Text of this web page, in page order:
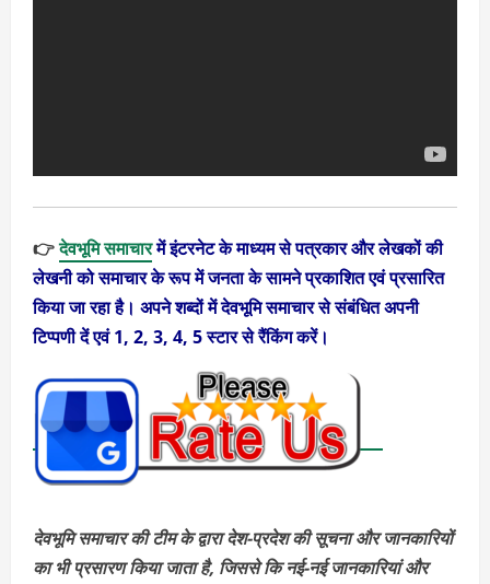
👉देवभूमि समाचारमें इंटरनेट के माध्यम से पत्रकार और लेखकों की
लेखनी को समाचार के रूप में जनता के सामने प्रकाशित एवं प्रसारित
किया जा रहा है। अपने शब्दों में देवभूमि समाचार से संबंधित अपनी
टिप्पणी दें एवं 1, 2, 3, 4, 5 स्टार से रैंकिंग करें।
देवभूमि समाचार की टीम के द्वारा देश-प्रदेश की सूचना और जानकारियों
का भी प्रसारण किया जाता है, जिससे कि नई-नई जानकारियां और